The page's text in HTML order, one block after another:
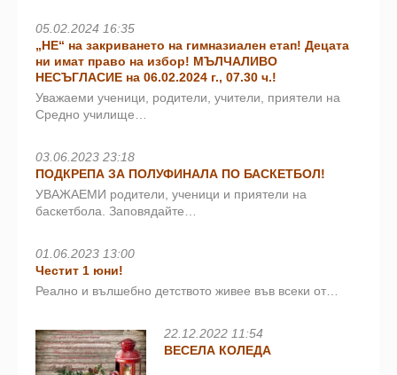
05.02.2024 16:35
„НЕ“ на закриването на гимназиален етап! Децата
ни имат право на избор! МЪЛЧАЛИВО
НЕСЪГЛАСИЕ на 06.02.2024 г., 07.30 ч.!
Уважаеми ученици, родители, учители, приятели на
Средно училище…
03.06.2023 23:18
ПОДКРЕПА ЗА ПОЛУФИНАЛА ПО БАСКЕТБОЛ!
УВАЖАЕМИ родители, ученици и приятели на
баскетбола. Заповядайте…
01.06.2023 13:00
Честит 1 юни!
Реално и вълшебно детството живее във всеки от…
22.12.2022 11:54
ВЕСЕЛА КОЛЕДА